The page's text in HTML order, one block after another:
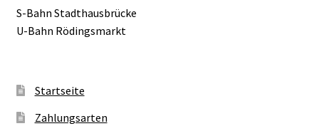
S-Bahn Stadthausbrücke
U-Bahn Rödingsmarkt
Startseite
Zahlungsarten